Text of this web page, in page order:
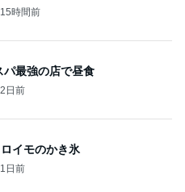
15時間前
最強の店で昼食
2日前
イモのかき氷
1日前